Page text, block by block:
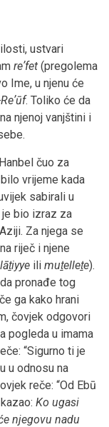
ustvari
reʼfet (pregolema
Ime, u njenu će
. Toliko će da
njenoj vanjštini i
čuo za
vrijeme kada
sabirali u
je bio izraz za
Za njega se
riječ i njene
ili muṯelleṯe).
pronađe tog
ga kako hrani
čovjek odgovori
pogleda u imama
“Sigurno ti je
u odnosu na
reče: “Od Ebū
Ko ugasi
njegovu nadu